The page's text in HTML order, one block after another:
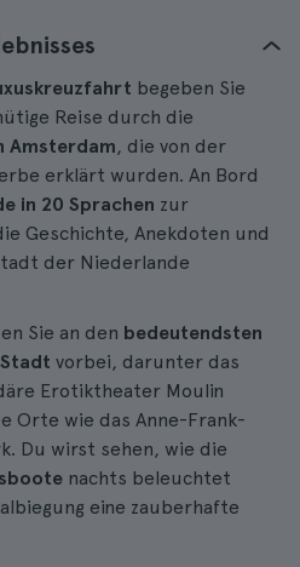
begeben Sie
Reise durch die
Amsterdam, die von der
erklärt wurden. An Bord
in 20 Sprachen zur
Geschichte, Anekdoten und
der Niederlande
Sie an den bedeutendsten
vorbei, darunter das
Erotiktheater Moulin
Orte wie das Anne-Frank-
Du wirst sehen, wie die
nachts beleuchtet
eine zauberhafte